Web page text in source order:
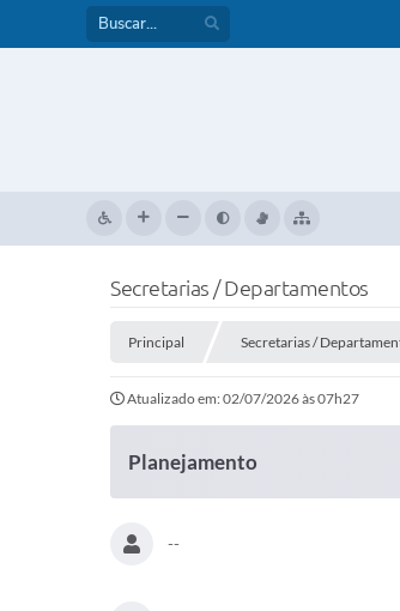
Secretarias / Departamentos
Principal Secretarias /
Atualizado em: 02/07/2026 às 07h27
Planejamento
--